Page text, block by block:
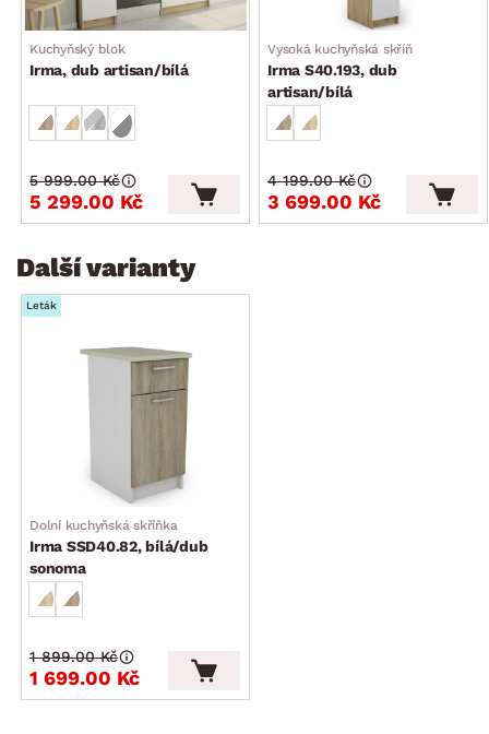
Kuchyňský blok
Irma, dub artisan/bílá
5 299.00 Kč
5 999.00 Kč
Vysoká kuchyňská skříň
Irma S40.193, dub
artisan/bílá
3 699.00 Kč
4 199.00 Kč
Další varianty
Leták
Dolní kuchyňská skříňka
Irma SSD40.82, bílá/dub
sonoma
1 699.00 Kč
1 899.00 Kč